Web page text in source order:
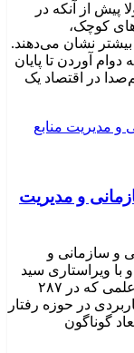
پیش از آنکه در
کوچک،
بیشتر نشان می‌دهند.
آوردن تا پایان
در اقتصاد یک
و مدیریت
و سازمانی و
با ویراستاری سید
محمدرضا حسینی علی‌آباد منتشر شد. این اثر علمی که در ۲۸۷
در حوزه رفتار
گوناگون